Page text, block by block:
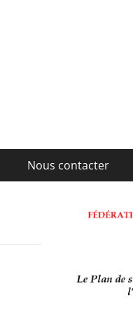
Nous contacter